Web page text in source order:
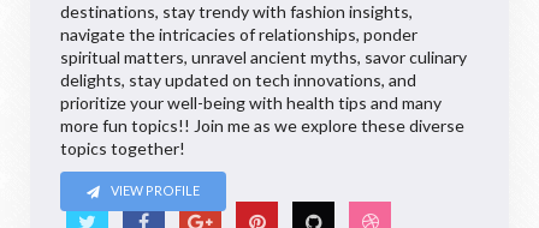
destinations, stay trendy with fashion insights,
navigate the intricacies of relationships, ponder
spiritual matters, unravel ancient myths, savor culinary
delights, stay updated on tech innovations, and
prioritize your well-being with health tips and many
more fun topics!! Join me as we explore these diverse
topics together!
VIEW PROFILE